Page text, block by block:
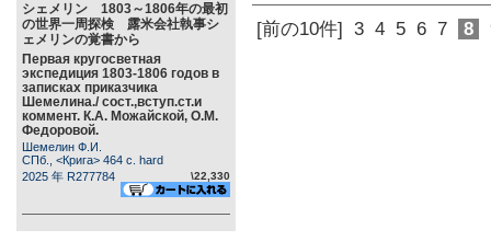
シェメリン 1803～1806年の最初
の世界一周探検 露米会社執事シ
ェメリンの覚書から
Первая кругосветная
экспедиция 1803-1806 годов в
записках приказчика
Шемелина./ сост.,вступ.ст.и
коммент. К.А. Можайской, О.М.
Федоровой.
Шемелин Ф.И.
СПб., <Крига> 464 c. hard
2025 年 R277784
\22,330
[前の10件] 3 4 5 6 7 8